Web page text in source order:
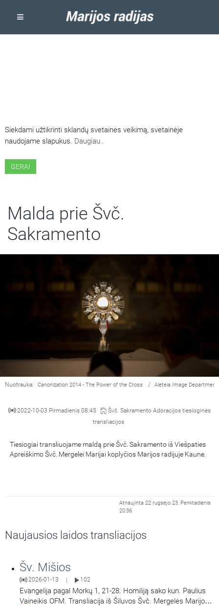
Siekdami užtikrinti sklandų svetainės veikimą, svetainėje
naudojame slapukus. Daugiau..
GERAI
Malda prie Švč.
Sakramento
Nuotrauka: Canonization 2014 - The Power of the Cross / Aleteia Image Department
2022-10-03 Pirmadienis 08:45
Švč. Sakramento Adoracijos tiesioginės
transliacijos
Tiesiogiai transliuojame maldą prie Švč. Sakramento iš Viešpaties
Apreiškimo Švč. Mergelei Marijai koplyčios Marijos radijuje Kaune.
Atnaujinta 22 rugsėjo 23, Penktadienis
20:36
Naujausios laidos transliacijos
Šv. Mišios
2026-01-13 102
Evangelija pagal Morkų 1, 21-28. Homiliją sako kun. Paulius
Vaineikis OFM. Transliacija iš Šiluvos Švč. Mergelės Marijos